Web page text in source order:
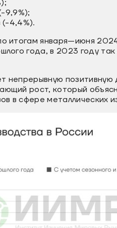
9,9%);
(-4,4%).
итогам января—июня
года, в 2023 году
непрерывную
рост, который
в сфере металлических